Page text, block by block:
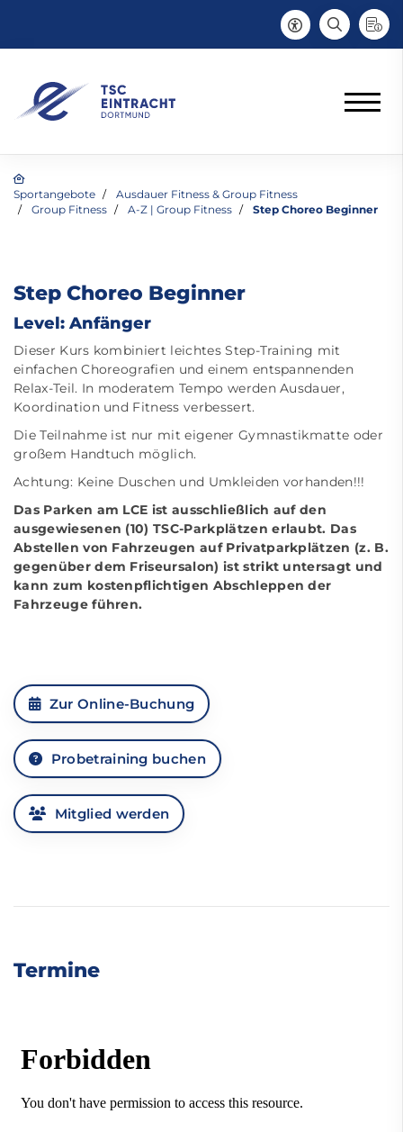
Sportangebote
Ausdauer Fitness & Group Fitness
Group Fitness
A-Z | Group Fitness Step Choreo Beginner
Step Choreo Beginner
Level: Anfänger
Dieser Kurs kombiniert leichtes Step-Training mit
einfachen Choreografien und einem entspannenden
Relax-Teil. In moderatem Tempo werden Ausdauer,
Koordination und Fitness verbessert.
Die Teilnahme ist nur mit eigener Gymnastikmatte oder
großem Handtuch möglich.
Achtung: Keine Duschen und Umkleiden vorhanden!!!
Das Parken am LCE ist ausschließlich auf den
ausgewiesenen (10) TSC-Parkplätzen erlaubt. Das
Abstellen von Fahrzeugen auf Privatparkplätzen (z. B.
gegenüber dem Friseursalon) ist strikt untersagt und
kann zum kostenpflichtigen Abschleppen der
Fahrzeuge führen.
Zur Online-Buchung
Probetraining buchen
Mitglied werden
Termine